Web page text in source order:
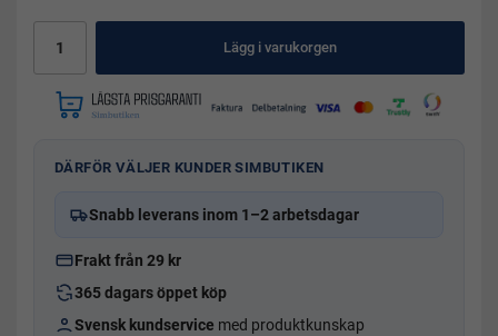
Lägg i varukorgen
DÄRFÖR VÄLJER KUNDER SIMBUTIKEN
Snabb leverans inom 1–2 arbetsdagar
Frakt från 29 kr
365 dagars öppet köp
Svensk kundservice med produktkunskap